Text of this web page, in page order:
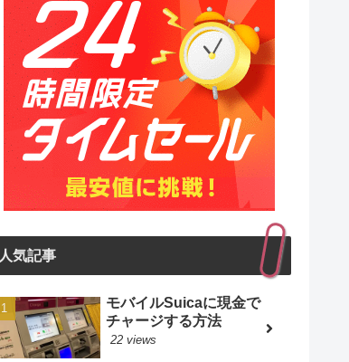
人気記事
モバイルSuicaに現金で
チャージする方法
22 views